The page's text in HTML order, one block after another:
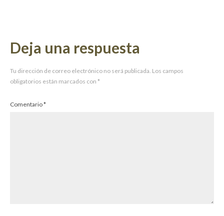
Deja una respuesta
Tu dirección de correo electrónico no será publicada. Los campos
obligatorios están marcados con *
Comentario*